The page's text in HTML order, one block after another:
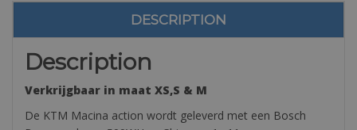
DESCRIPTION
Description
Verkrijgbaar in maat XS,S & M
De KTM Macina action wordt geleverd met een Bosch